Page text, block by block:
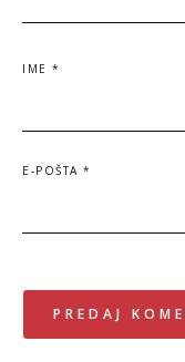
IME *
E-POŠTA *